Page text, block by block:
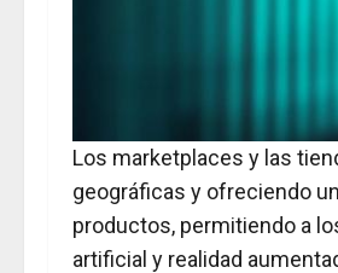
Los marketplaces y las
geográficas y ofreciendo
productos, permitiendo a
artificial y realidad